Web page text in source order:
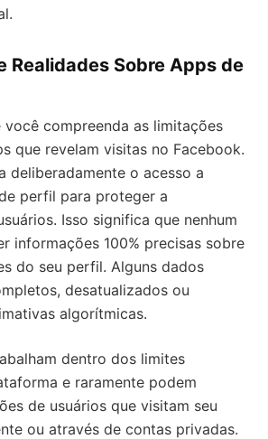
Realidades Sobre Apps de
compreenda as limitações
que revelam visitas no Facebook.
deliberadamente o acesso a
perfil para proteger a
Isso significa que nenhum
informações 100% precisas sobre
do seu perfil. Alguns dados
desatualizados ou
algorítmicas.
dentro dos limites
e raramente podem
de usuários que visitam seu
ou através de contas privadas.